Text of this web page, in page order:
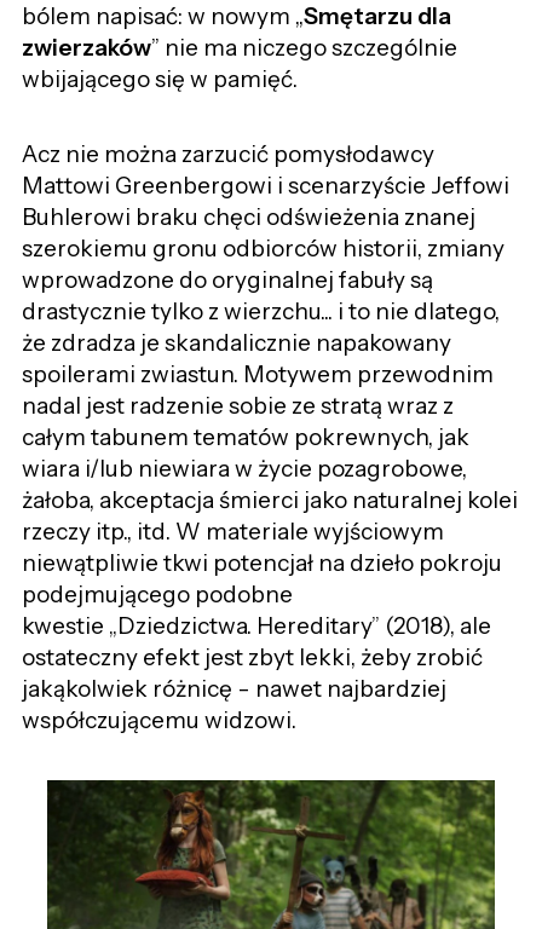
bólem napisać: w nowym „Smętarzu dla
zwierzaków” nie ma niczego szczególnie
wbijającego się w pamięć.
Acz nie można zarzucić pomysłodawcy
Mattowi Greenbergowi i scenarzyście Jeffowi
Buhlerowi braku chęci odświeżenia znanej
szerokiemu gronu odbiorców historii, zmiany
wprowadzone do oryginalnej fabuły są
drastycznie tylko z wierzchu... i to nie dlatego,
że zdradza je skandalicznie napakowany
spoilerami zwiastun. Motywem przewodnim
nadal jest radzenie sobie ze stratą wraz z
całym tabunem tematów pokrewnych, jak
wiara i/lub niewiara w życie pozagrobowe,
żałoba, akceptacja śmierci jako naturalnej kolei
rzeczy itp., itd. W materiale wyjściowym
niewątpliwie tkwi potencjał na dzieło pokroju
podejmującego podobne
kwestie „Dziedzictwa. Hereditary” (2018), ale
ostateczny efekt jest zbyt lekki, żeby zrobić
jakąkolwiek różnicę - nawet najbardziej
współczującemu widzowi.